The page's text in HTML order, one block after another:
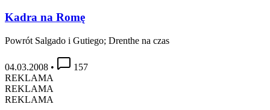
Kadra na Romę
Powrót Salgado i Gutiego; Drenthe na czas
04.03.2008 •
157
REKLAMA
REKLAMA
REKLAMA